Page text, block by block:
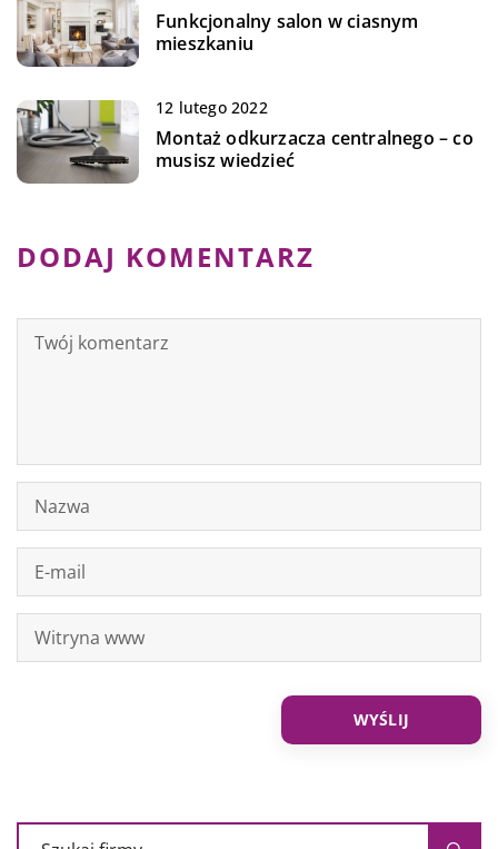
Funkcjonalny salon w ciasnym
mieszkaniu
12 lutego 2022
Montaż odkurzacza centralnego – co
musisz wiedzieć
DODAJ KOMENTARZ